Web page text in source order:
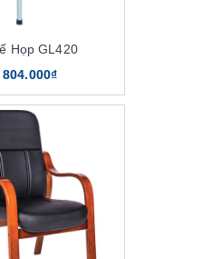
Họp GL420
804.000₫